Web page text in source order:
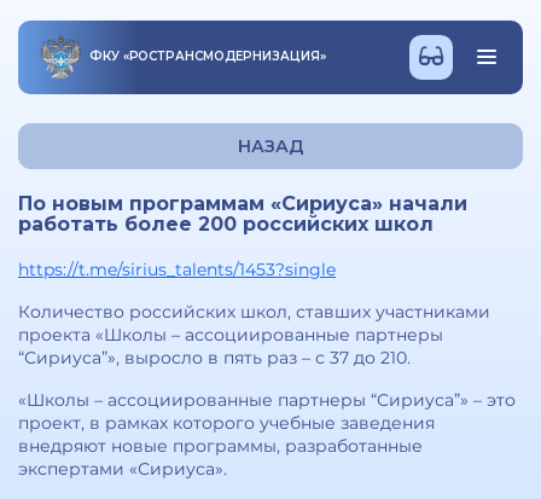
ФКУ «РОСТРАНСМОДЕРНИЗАЦИЯ»
НАЗАД
По новым программам «Сириуса» начали
работать более 200 российских школ
https://t.me/sirius_talents/1453?single
Количество российских школ, ставших участниками
проекта «Школы – ассоциированные партнеры
“Сириуса”», выросло в пять раз – с 37 до 210.
«Школы – ассоциированные партнеры “Сириуса”» – это
проект, в рамках которого учебные заведения
внедряют новые программы, разработанные
экспертами «Сириуса».